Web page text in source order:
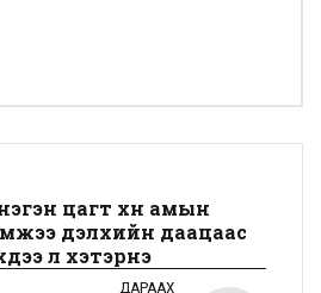
цагт хүн амын
дэлхийн даацаас
л хэтэрнэ
ДАРААХ